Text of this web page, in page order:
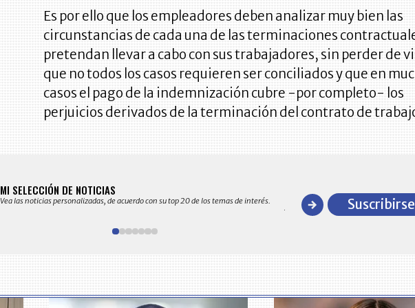
Es por ello que los empleadores deben analizar muy bien las
circunstancias de cada una de las terminaciones
pretendan llevar a cabo con sus trabajadores, sin perder de
que no todos los casos requieren ser conciliados y que en
casos el pago de la indemnización cubre -por completo- los
perjuicios derivados de la terminación del contrato de
MI SELECCIÓN DE NOTICIAS
Vea las noticias personalizadas, de acuerdo con su top 20 de los temas de interés.
Recopilación clasificada por sectores
y detallado de las 10.000 primeras
Suscribirse